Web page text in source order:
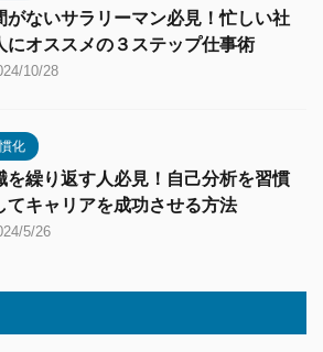
がないサラリーマン必見！忙しい社
にオススメの３ステップ仕事術
10/28
化
を繰り返す人必見！自己分析を習慣
てキャリアを成功させる方法
5/26